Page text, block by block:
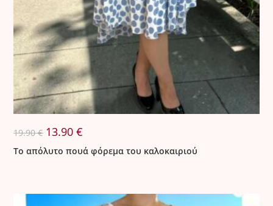
19.90€ Original
price
was:
19.90 €.
13.90€
τιμή
είναι:
Το απόλυτο πουά φόρεμα του καλοκαιριού